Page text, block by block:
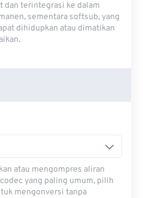
dan terintegrasi ke dalam
sementara softsub, yang
dihidupkan atau dimatikan
atau mengompres aliran
yang paling umum, pilih
mengonversi tanpa